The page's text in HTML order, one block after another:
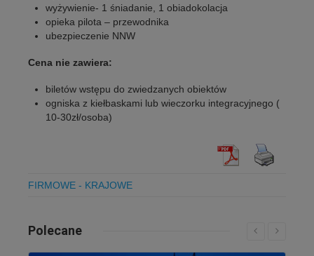
wyżywienie- 1 śniadanie, 1 obiadokolacja
opieka pilota – przewodnika
ubezpieczenie NNW
Cena nie zawiera:
biletów wstępu do zwiedzanych obiektów
ogniska z kiełbaskami lub wieczorku integracyjnego (
10-30zł/osoba)
FIRMOWE - KRAJOWE
Polecane